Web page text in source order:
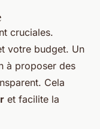
cruciales.
votre budget. Un
à proposer des
Cela
et facilite la